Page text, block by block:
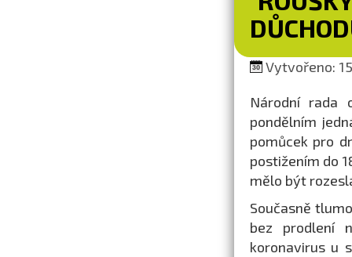
Vytvořeno:
Národní rada
pondělním
pomůcek pro
postižením do
mělo být
Současně
bez prodlení
koronavirus u